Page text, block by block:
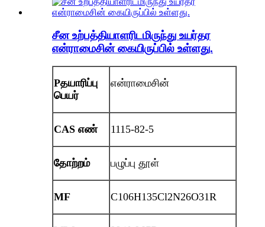
சீன உற்பத்தியாளரிடமிருந்து உயர்தர
என்ராமைசின் கையிருப்பில் உள்ளது.
Pதயாரிப்பு
பெயர்
என்ராமைசின்
CAS எண் 1115-82-5
தோற்றம் பழுப்பு தூள்
MF C106H135Cl2N26O31R